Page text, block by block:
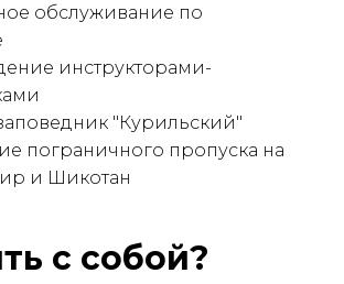
обслуживание по
инструкторами-
"Курильский"
пограничного пропуска на
и Шикотан
с собой?